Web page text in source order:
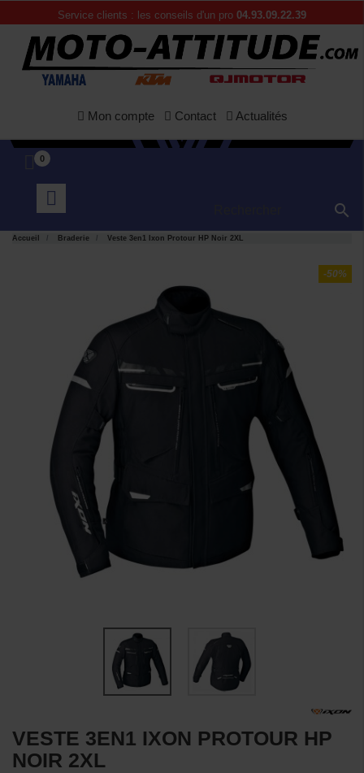
Service clients : les conseils d'un pro 04.93.09.22.39
Mon compte Contact Actualités
0

Accueil Braderie Veste 3en1 Ixon Protour HP Noir 2XL
-50%
VESTE 3EN1 IXON PROTOUR HP
NOIR 2XL